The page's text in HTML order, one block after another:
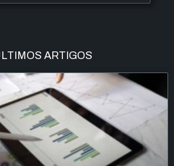
ARTIGOS